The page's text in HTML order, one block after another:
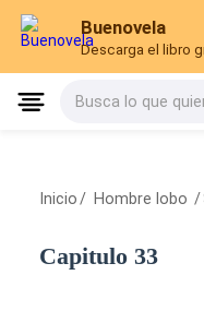
Buenovela
Descarga el libro
Busca lo que
Inicio / Hombre lobo /
Capitulo 33